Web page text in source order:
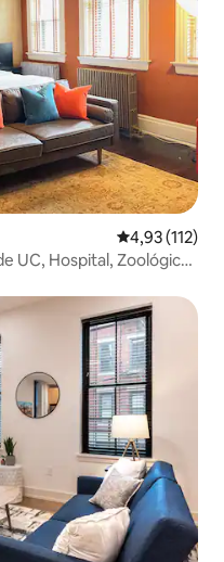
4,93 de uma
4,93 (112)
UC, Hospital, Zoológico,